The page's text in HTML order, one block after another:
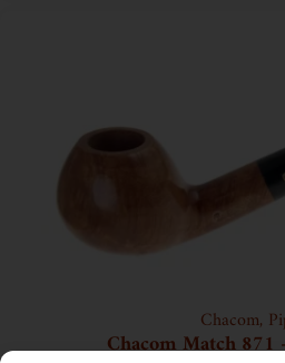
Chacom,
Chacom Match 871